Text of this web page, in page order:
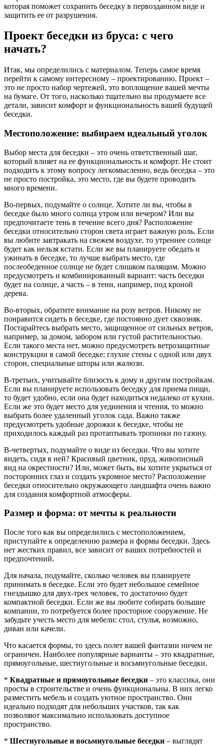
которая поможет сохранить беседку в первозданном виде и
защитить ее от разрушения.
Проект беседки из бруса: с чего
начать?
Итак, мы определились с материалом. Теперь самое время
перейти к самому интересному – проектированию. Проект –
это не просто набор чертежей, это воплощение вашей мечты
на бумаге. От того, насколько тщательно вы продумаете все
детали, зависит комфорт и функциональность вашей будущей
беседки.
Местоположение: выбираем идеальный уголок
Выбор места для беседки – это очень ответственный шаг,
который влияет на ее функциональность и комфорт. Не стоит
подходить к этому вопросу легкомысленно, ведь беседка – это
не просто постройка, это место, где вы будете проводить
много времени.
Во-первых, подумайте о солнце. Хотите ли вы, чтобы в
беседке было много солнца утром или вечером? Или вы
предпочитаете тень в течение всего дня? Расположение
беседки относительно сторон света играет важную роль. Если
вы любите завтракать на свежем воздухе, то утреннее солнце
будет как нельзя кстати. Если же вы планируете обедать и
ужинать в беседке, то лучше выбрать место, где
послеобеденное солнце не будет слишком палящим. Можно
предусмотреть и комбинированный вариант: часть беседки
будет на солнце, а часть – в тени, например, под кроной
дерева.
Во-вторых, обратите внимание на розу ветров. Никому не
понравится сидеть в беседке, где постоянно дует сквозняк.
Постарайтесь выбрать место, защищенное от сильных ветров,
например, за домом, забором или густой растительностью.
Если такого места нет, можно предусмотреть ветрозащитные
конструкции в самой беседке: глухие стены с одной или двух
сторон, специальные шторы или жалюзи.
В-третьих, учитывайте близость к дому и другим постройкам.
Если вы планируете использовать беседку для приема пищи,
то будет удобно, если она будет находиться недалеко от кухни.
Если же это будет место для уединения и чтения, то можно
выбрать более удаленный уголок сада. Важно также
предусмотреть удобные дорожки к беседке, чтобы не
приходилось каждый раз протаптывать тропинки по газону.
В-четвертых, подумайте о виде из беседки. Что вы хотите
видеть, сидя в ней? Красивый цветник, пруд, живописный
вид на окрестности? Или, может быть, вы хотите укрыться от
посторонних глаз и создать укромное место? Расположение
беседки относительно окружающего ландшафта очень важно
для создания комфортной атмосферы.
Размер и форма: от мечты к реальности
После того как вы определились с местоположением,
приступайте к определению размера и формы беседки. Здесь
нет жестких правил, все зависит от ваших потребностей и
предпочтений.
Для начала, подумайте, сколько человек вы планируете
принимать в беседке. Если это будет небольшое семейное
гнездышко для двух-трех человек, то достаточно будет
компактной беседки. Если же вы любите собирать большие
компании, то потребуется более просторное сооружение. Не
забудьте учесть место для мебели: стол, стулья, возможно,
диван или качели.
Что касается формы, то здесь полет вашей фантазии ничем не
ограничен. Наиболее популярные варианты – это квадратные,
прямоугольные, шестиугольные и восьмиугольные беседки.
* Квадратные и прямоугольные беседки – это классика, они
просты в строительстве и очень функциональны. В них легко
разместить мебель и создать уютное пространство. Они
идеально подходят для небольших участков, так как
позволяют максимально использовать доступное
пространство.
* Шестиугольные и восьмиугольные беседки – выглядят